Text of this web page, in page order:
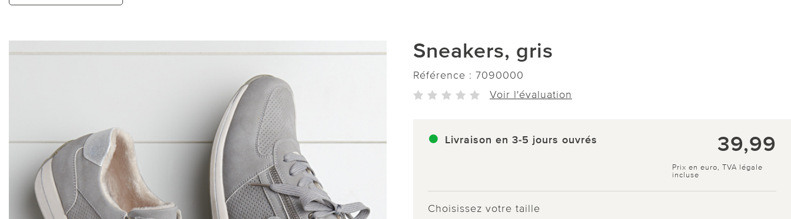
Sneakers, gris
Référence : 7090000
Voir l'évaluation
Livraison en 3-5 jours ouvrés 39,99
Prix en euro, TVA légale
incluse
Choisissez votre taille